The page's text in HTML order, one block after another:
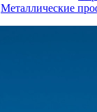
Металлические